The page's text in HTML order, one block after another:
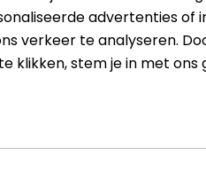
advertenties of
verkeer te analyseren.
klikken, stem je in met ons